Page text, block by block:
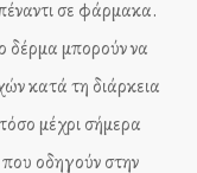
σε φάρμακα.
δέρμα μπορούν να
κατά τη διάρκεια
μέχρι σήμερα
οδηγούν στην